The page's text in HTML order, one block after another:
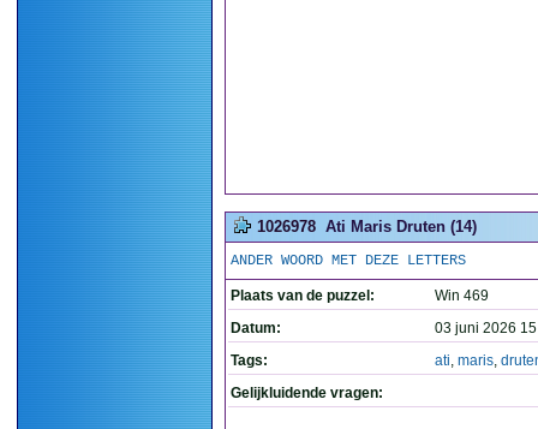
1026978 Ati Maris Druten (14)
ANDER WOORD MET DEZE LETTERS
Plaats van de puzzel:
Win 469
Datum:
03 juni 2026
Tags:
ati, maris,
Gelijkluidende vragen: